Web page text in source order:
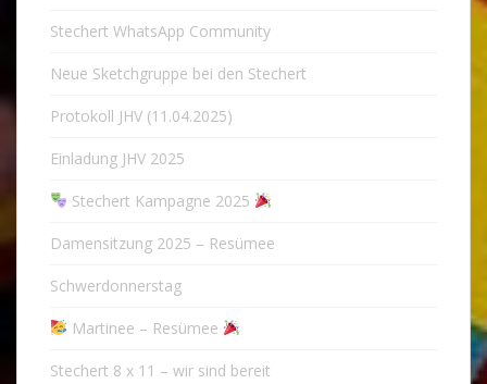
Stechert WhatsApp Community
Neue Sketchgruppe bei den Stechert
Protokoll JHV (11.04.2025)
Einladung JHV 2025
Stechert Kampagne 2025
Damensitzung 2025 – Resümee
Schwerdonnerstag
Martinee – Resümee
Stechert 8 x 11 – wir sind bereit